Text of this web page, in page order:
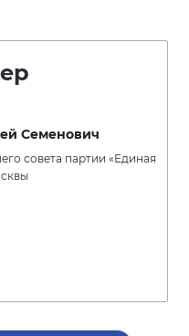
Семенович
совета партии «Единая